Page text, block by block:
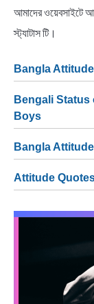
আমাদের ওয়েবসাইটে
স্ট্যাটাস টি।
Bangla Attitude
Bengali
Boys
Bangla
Attitude